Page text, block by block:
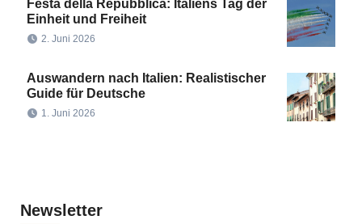
Festa della Repubblica: Italiens Tag der
Einheit und Freiheit
2. Juni 2026
Auswandern nach Italien: Realistischer
Guide für Deutsche
1. Juni 2026
Newsletter